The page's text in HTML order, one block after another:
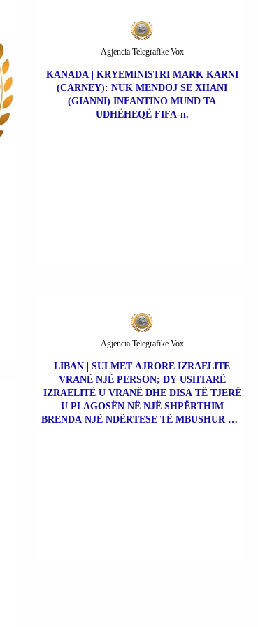
KANADA | KRYEMINISTRI MARK KARNI
(CARNEY): NUK MENDOJ SE XHANI
(GIANNI) INFANTINO MUND TA
UDHËHEQË FIFA-n.
Agjencia Telegrafike Vox
LIBAN | SULMET AJRORE IZRAELITE
VRANË NJË PERSON; DY USHTARË
IZRAELITË U VRANË DHE DISA TË TJERË
U PLAGOSËN NË NJË SHPËRTHIM
BRENDA NJË NDËRTESE TË MBUSHUR ME
Agjencia Telegrafike Vox